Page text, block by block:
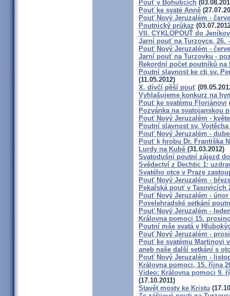
Pouť v Bohuticích
Pouť ke svaté Anně
Pouť Nový Jeruzalém -
Poutnický průkaz
VII. CYKLOPOUŤ do
Jarní pouť na Turzovce, 26.
Pouť Nový Jeruzalém -
Jarní pouť na Turzovku -
Rekordní počet poutníků
Poutní slavnost ke cti sv.
(11.05.2012)
X. dívčí pěší pouť
Vyhlašujeme konkurz na
Pouť ke svatému Floriánovi
Pozvánka na svatojanskou
Pouť Nový Jeruzalém -
Poutní slavnost sv.
Pouť Nový Jeruzalém -
Pouť k hrobu Dr. Františka
Lurdy na Kubě (31.03.2012)
Svatodušní poutní zájezd
Svědectví z Dechtic 1:
Svatého otce v Praze
Pouť Nový Jeruzalém -
Pekařská pouť v Tasovicích
Pouť Nový Jeruzalém - únor
Povelehradské setkání
Pouť Nový Jeruzalém -
Královna pomoci 15.
Poutní mše svatá v
Pouť Nový Jeruzalém -
Pouť ke svatému Martinovi
aneb naše další setkání s
Pouť Nový Jeruzalém -
Královna pomoci, 15. října
Video: Královna pomoci 9.
(17.10.2011)
Stavět mosty ke Kristu